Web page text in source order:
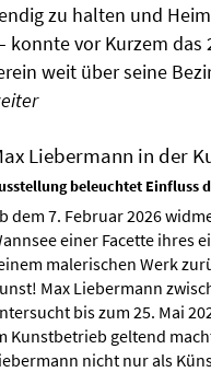
zu halten und
konnte vor Kurzem
weit über seine
Liebermann in der
beleuchtet Einfluss
dem 7. Februar 2026
einer Facette ihres
malerischen Werk
Max Liebermann
bis zum 25. Mai
Kunstbetrieb geltend
nicht nur als